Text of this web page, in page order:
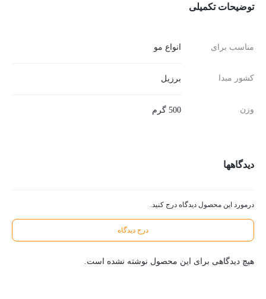
توضیحات تکمیلی
مناسب برای انواع مو
کشور مبدا برزیل
وزن 500 گرم
دیدگاهها
درمورد این محصول دیدگاه درج کنید.
درج دیدگاه
هیچ دیدگاهی برای این محصول نوشته نشده است.